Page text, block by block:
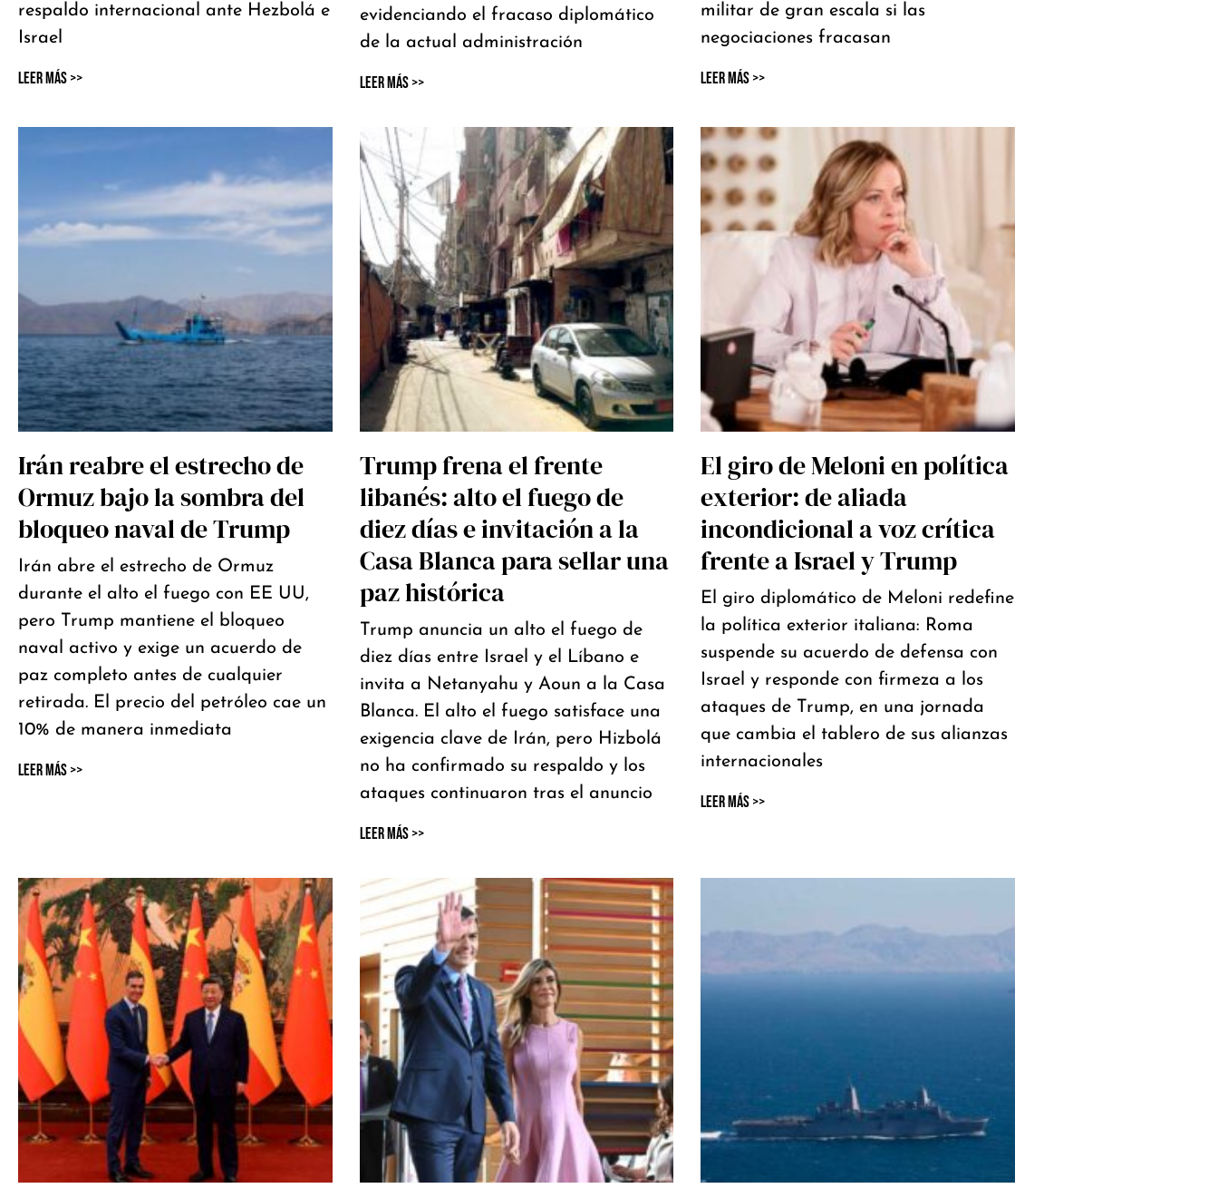
respaldo internacional ante Hezbolá e
Israel
Leer Más >>
evidenciando el fracaso diplomático
de la actual administración
Leer Más >>
militar de gran escala si las
negociaciones fracasan
Leer Más >>
Irán reabre el estrecho de
Ormuz bajo la sombra del
bloqueo naval de Trump
Irán abre el estrecho de Ormuz
durante el alto el fuego con EE UU,
pero Trump mantiene el bloqueo
naval activo y exige un acuerdo de
paz completo antes de cualquier
retirada. El precio del petróleo cae un
10% de manera inmediata
Leer Más >>
Trump frena el frente
libanés: alto el fuego de
diez días e invitación a la
Casa Blanca para sellar una
paz histórica
Trump anuncia un alto el fuego de
diez días entre Israel y el Líbano e
invita a Netanyahu y Aoun a la Casa
Blanca. El alto el fuego satisface una
exigencia clave de Irán, pero Hizbolá
no ha confirmado su respaldo y los
ataques continuaron tras el anuncio
Leer Más >>
El giro de Meloni en política
exterior: de aliada
incondicional a voz crítica
frente a Israel y Trump
El giro diplomático de Meloni redefine
la política exterior italiana: Roma
suspende su acuerdo de defensa con
Israel y responde con firmeza a los
ataques de Trump, en una jornada
que cambia el tablero de sus alianzas
internacionales
Leer Más >>